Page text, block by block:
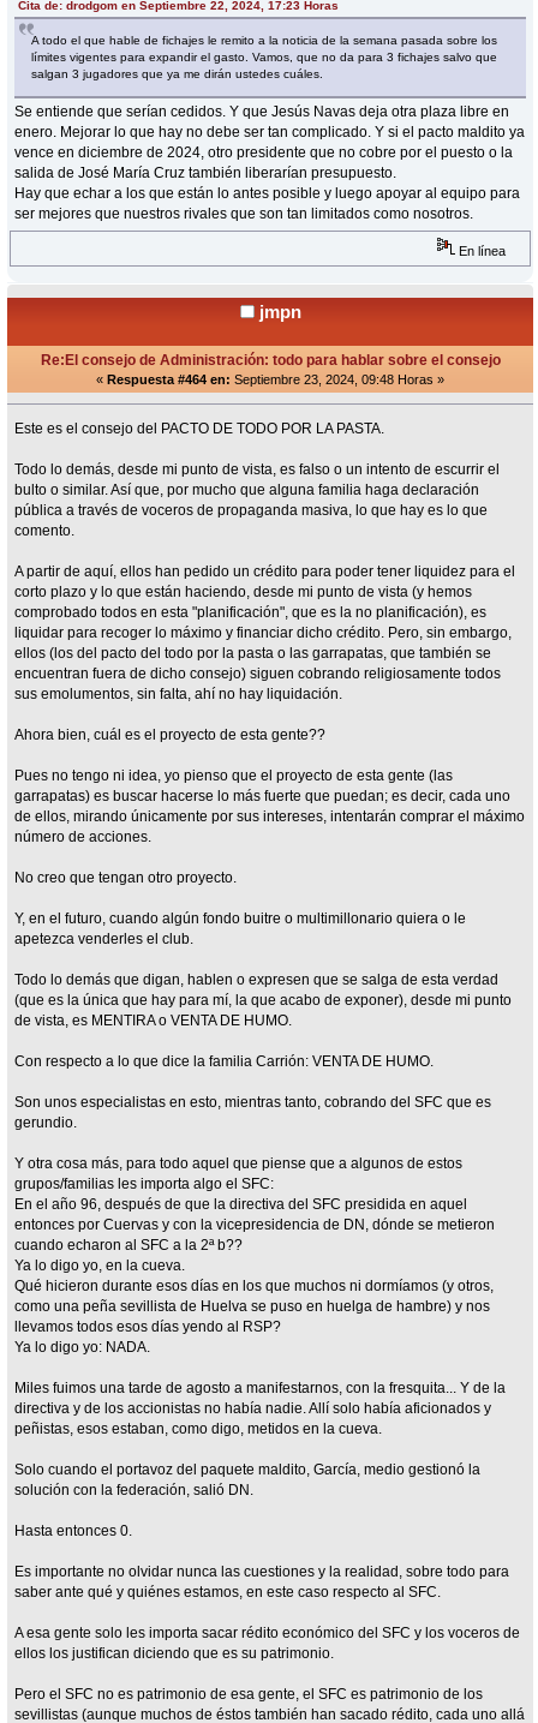
Cita de: drodgom en Septiembre 22, 2024, 17:23 Horas
A todo el que hable de fichajes le remito a la noticia de la semana pasada sobre los
límites vigentes para expandir el gasto. Vamos, que no da para 3 fichajes salvo que
salgan 3 jugadores que ya me dirán ustedes cuáles.
Se entiende que serían cedidos. Y que Jesús Navas deja otra plaza libre en
enero. Mejorar lo que hay no debe ser tan complicado. Y si el pacto maldito ya
vence en diciembre de 2024, otro presidente que no cobre por el puesto o la
salida de José María Cruz también liberarían presupuesto.
Hay que echar a los que están lo antes posible y luego apoyar al equipo para
ser mejores que nuestros rivales que son tan limitados como nosotros.
En línea
jmpn
Re:El consejo de Administración: todo para hablar sobre el consejo
« Respuesta #464 en: Septiembre 23, 2024, 09:48 Horas »
Este es el consejo del PACTO DE TODO POR LA PASTA.
Todo lo demás, desde mi punto de vista, es falso o un intento de escurrir el
bulto o similar. Así que, por mucho que alguna familia haga declaración
pública a través de voceros de propaganda masiva, lo que hay es lo que
comento.
A partir de aquí, ellos han pedido un crédito para poder tener liquidez para el
corto plazo y lo que están haciendo, desde mi punto de vista (y hemos
comprobado todos en esta "planificación", que es la no planificación), es
liquidar para recoger lo máximo y financiar dicho crédito. Pero, sin embargo,
ellos (los del pacto del todo por la pasta o las garrapatas, que también se
encuentran fuera de dicho consejo) siguen cobrando religiosamente todos
sus emolumentos, sin falta, ahí no hay liquidación.
Ahora bien, cuál es el proyecto de esta gente??
Pues no tengo ni idea, yo pienso que el proyecto de esta gente (las
garrapatas) es buscar hacerse lo más fuerte que puedan; es decir, cada uno
de ellos, mirando únicamente por sus intereses, intentarán comprar el máximo
número de acciones.
No creo que tengan otro proyecto.
Y, en el futuro, cuando algún fondo buitre o multimillonario quiera o le
apetezca venderles el club.
Todo lo demás que digan, hablen o expresen que se salga de esta verdad
(que es la única que hay para mí, la que acabo de exponer), desde mi punto
de vista, es MENTIRA o VENTA DE HUMO.
Con respecto a lo que dice la familia Carrión: VENTA DE HUMO.
Son unos especialistas en esto, mientras tanto, cobrando del SFC que es
gerundio.
Y otra cosa más, para todo aquel que piense que a algunos de estos
grupos/familias les importa algo el SFC:
En el año 96, después de que la directiva del SFC presidida en aquel
entonces por Cuervas y con la vicepresidencia de DN, dónde se metieron
cuando echaron al SFC a la 2ª b??
Ya lo digo yo, en la cueva.
Qué hicieron durante esos días en los que muchos ni dormíamos (y otros,
como una peña sevillista de Huelva se puso en huelga de hambre) y nos
llevamos todos esos días yendo al RSP?
Ya lo digo yo: NADA.
Miles fuimos una tarde de agosto a manifestarnos, con la fresquita... Y de la
directiva y de los accionistas no había nadie. Allí solo había aficionados y
peñistas, esos estaban, como digo, metidos en la cueva.
Solo cuando el portavoz del paquete maldito, García, medio gestionó la
solución con la federación, salió DN.
Hasta entonces 0.
Es importante no olvidar nunca las cuestiones y la realidad, sobre todo para
saber ante qué y quiénes estamos, en este caso respecto al SFC.
A esa gente solo les importa sacar rédito económico del SFC y los voceros de
ellos los justifican diciendo que es su patrimonio.
Pero el SFC no es patrimonio de esa gente, el SFC es patrimonio de los
sevillistas (aunque muchos de éstos también han sacado rédito, cada uno allá